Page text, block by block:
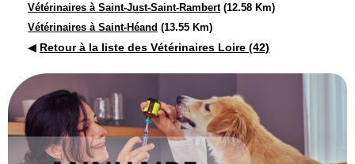
Vétérinaires à Saint-Just-Saint-Rambert(12.58 Km)
Vétérinaires à Saint-Héand (13.55 Km)
◀ Retour à la liste des Vétérinaires Loire (42)